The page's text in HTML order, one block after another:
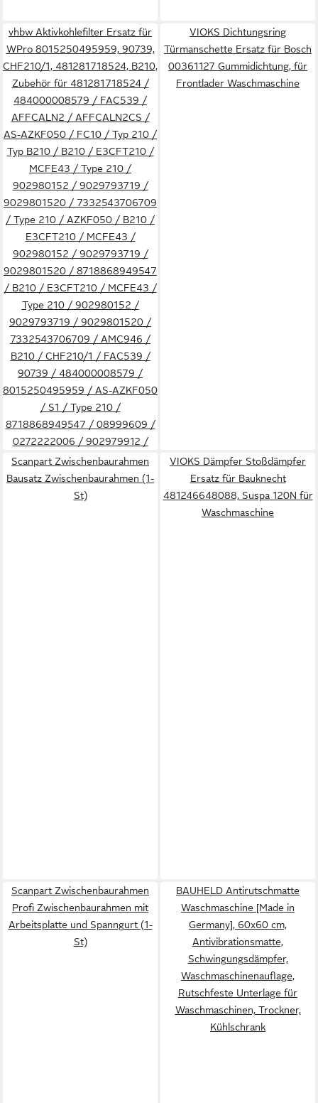
vhbw Aktivkohlefilter Ersatz für
WPro 8015250495959, 90739,
CHF210/1, 481281718524, B210,
Zubehör für 481281718524 /
484000008579 / FAC539 /
AFFCALN2 / AFFCALN2CS /
AS-AZKF050 / FC10 / Typ 210 /
Typ B210 / B210 / E3CFT210 /
MCFE43 / Type 210 /
902980152 / 9029793719 /
9029801520 / 7332543706709
/ Type 210 / AZKF050 / B210 /
E3CFT210 / MCFE43 /
902980152 / 9029793719 /
9029801520 / 8718868949547
/ B210 / E3CFT210 / MCFE43 /
Type 210 / 902980152 /
9029793719 / 9029801520 /
7332543706709 / AMC946 /
B210 / CHF210/1 / FAC539 /
90739 / 484000008579 /
8015250495959 / AS-AZKF050
/ S1 / Type 210 /
8718868949547 / 08999609 /
0272222006 / 902979912 /
2330416005 / 9029793719 /
50166036009 / 50166075007 /
50202077009 / 50210346008
VIOKS Dichtungsring
Türmanschette Ersatz für Bosch
00361127 Gummidichtung, für
Frontlader Waschmaschine
Scanpart Zwischenbaurahmen
Bausatz Zwischenbaurahmen (1-
St)
VIOKS Dämpfer Stoßdämpfer
Ersatz für Bauknecht
481246648088, Suspa 120N für
Waschmaschine
Scanpart Zwischenbaurahmen
Profi Zwischenbaurahmen mit
Arbeitsplatte und Spanngurt (1-
St)
BAUHELD Antirutschmatte
Waschmaschine [Made in
Germany], 60x60 cm,
Antivibrationsmatte,
Schwingungsdämpfer,
Waschmaschinenauflage,
Rutschfeste Unterlage für
Waschmaschinen, Trockner,
Kühlschrank